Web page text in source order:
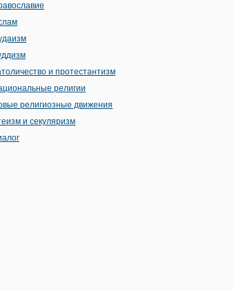
и протестантизм
религии
религиозные движения
и секуляризм